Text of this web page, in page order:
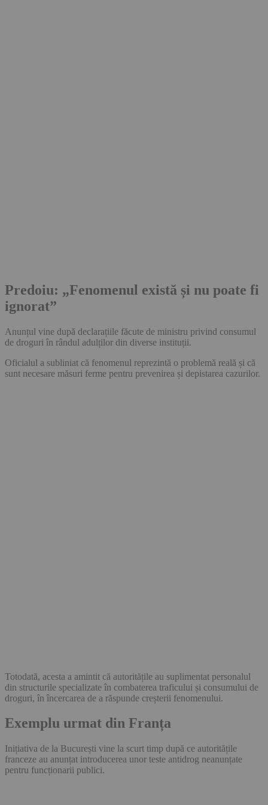
Predoiu: „Fenomenul există și nu poate fi
ignorat”
Anunțul vine după declarațiile făcute de ministru privind consumul
de droguri în rândul adulților din diverse instituții.
Oficialul a subliniat că fenomenul reprezintă o problemă reală și că
sunt necesare măsuri ferme pentru prevenirea și depistarea cazurilor.
Totodată, acesta a amintit că autoritățile au suplimentat personalul
din structurile specializate în combaterea traficului și consumului de
droguri, în încercarea de a răspunde creșterii fenomenului.
Exemplu urmat din Franța
Inițiativa de la București vine la scurt timp după ce autoritățile
franceze au anunțat introducerea unor teste antidrog neanunțate
pentru funcționarii publici.